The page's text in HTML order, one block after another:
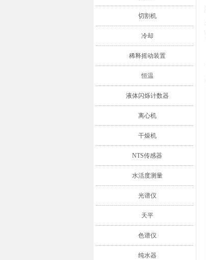
切割机
冷却
稀释摇动装置
恒温
液体闪烁计数器
离心机
干燥机
NTS传感器
水活度测量
光谱仪
天平
色谱仪
纯水器